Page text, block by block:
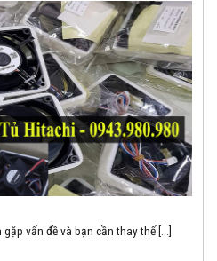
vấn đề và bạn cần thay thế [...]